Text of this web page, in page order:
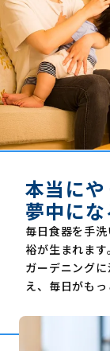
本当にや
夢中に
毎日食器を手
裕が生まれま
ガーデニング
え、毎日がもっ